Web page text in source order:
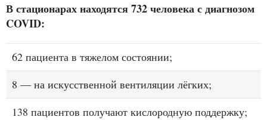
В стационарах находятся 732 человека с диагнозом
COVID:
62 пациента в тяжелом состоянии;
8 — на искусственной вентиляции лёгких;
138 пациентов получают кислородную поддержку;